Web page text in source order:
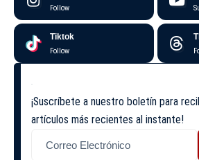
Follow
Tiktok
Follow
¡Suscríbete a nuestro boletín para
artículos más recientes al instante!